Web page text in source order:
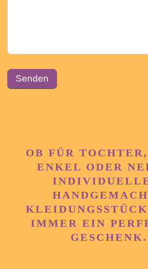
Senden
OB FÜR
ENKEL ODER
IMMER EIN
GESCHENK.